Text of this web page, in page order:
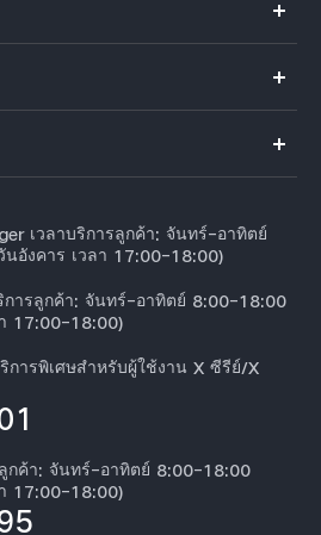
ะกันของ vivo
ารคืนค่า Log
ว่
เวลาบริการลูกค้า: จันทร์-อาทิตย์
อังคาร เวลา 17:00-18:00)
การลูกค้า: จันทร์-อาทิตย์ 8:00-18:00
า 17:00-18:00)
การพิเศษสำหรับผู้ใช้งาน X ซีรีย์/X
กค้า: จันทร์-อาทิตย์ 8:00-18:00
า 17:00-18:00)